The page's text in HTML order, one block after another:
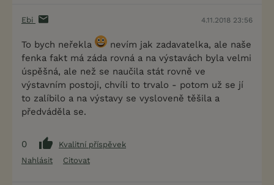
Ebi 4.11.2018 23:56
To bych neřekla
nevím jak zadavatelka, ale naše
fenka fakt má záda rovná a na výstavách byla velmi
úspěšná, ale než se naučila stát rovně ve
výstavním postoji, chvíli to trvalo - potom už se jí
to zalíbilo a na výstavy se vysloveně těšila a
předváděla se.
0
Kvalitní příspěvek
Nahlásit
Citovat